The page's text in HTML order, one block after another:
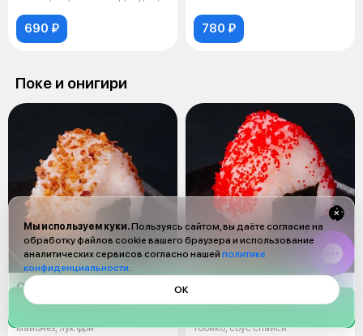
690 ₽ 780 ₽
Поке и онигири
Онигири краб
130 г
майонез, лук фри
тобико, соус спайси
Мы используем куки.Пользуясь сайтом, вы даёте согласие на
обработку файлов cookie вашего браузера и использование
аналитических сервисов согласно нашей политике
конфиденциальности.
ОК